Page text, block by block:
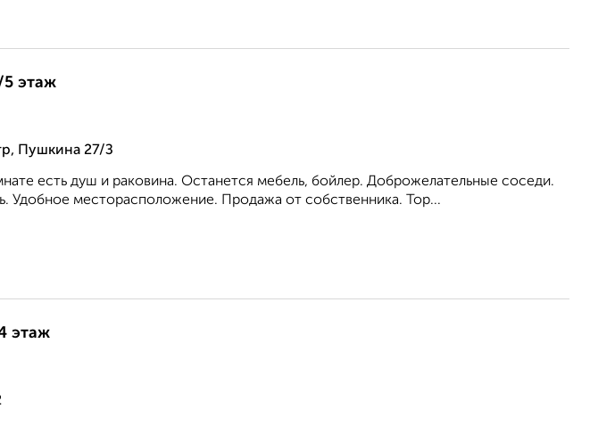
5 этаж
Пушкина 27/З
есть душ и раковина. Останется мебель, бойлер. Доброжелательные соседи.
Удобное месторасположение. Продажа от собственника. Тор...
этаж